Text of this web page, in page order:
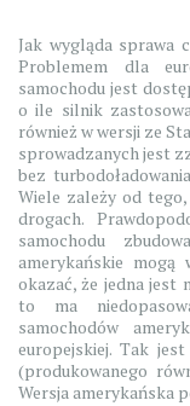
Jak wygląda sprawa
Problemem dla
samochodu jest
o ile silnik
również w wersji ze
sprowadzanych jest
bez
Wiele zależy od
drogach.
samochodu
amerykańskie mogą
okazać, że jedna jest
to ma
samochodów
europejskiej. Tak
(produkowanego
Wersja amerykańska